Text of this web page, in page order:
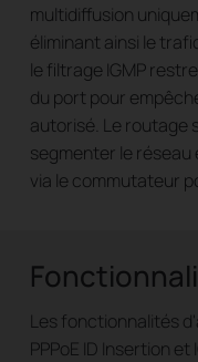
multidiffusion
éliminant ainsi le
le filtrage IGMP
du port pour
autorisé. Le routage
segmenter le
via le commutateur
Les fonctionnalités
PPPoE ID Insertion